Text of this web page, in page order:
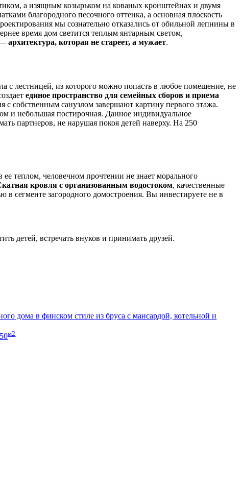
а изящным козырьком на кованых кронштейнах и двумя
благородного песочного оттенка, а основная плоскость
мы сознательно отказались от обильной лепнины в
время дом светится теплым янтарным светом,
— архитектура, которая не стареет, а мужает.
с лестницей, из которого можно попасть в любое помещение, не
единое пространство для семейных сборов и приема
собственным санузлом завершают картину первого этажа.
и небольшая постирочная. Данное индивидуальное
партнеров, не нарушая покоя детей наверху. На 250
ее теплом, человечном прочтении не знает морального
кровля с организованным водостоком, качественные
сегменте загородного домостроения. Вы инвестируете не в
детей, встречать внуков и принимать друзей.
дома в финском стиле из бруса с мансардой, котельной и
м2